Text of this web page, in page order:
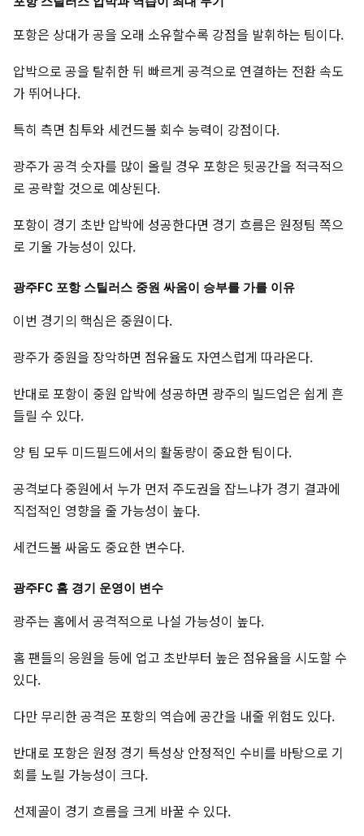
포항은 상대가 공을 오래 소유할수록 강점을 발휘하는 팀이다.
압박으로 공을 탈취한 뒤 빠르게 공격으로 연결하는 전환 속도
가 뛰어나다.
특히 측면 침투와 세컨드볼 회수 능력이 강점이다.
광주가 공격 숫자를 많이 올릴 경우 포항은 뒷공간을 적극적으
로 공략할 것으로 예상된다.
포항이 경기 초반 압박에 성공한다면 경기 흐름은 원정팀 쪽으
로 기울 가능성이 있다.
광주FC 포항 스틸러스 중원 싸움이 승부를 가를 이유
이번 경기의 핵심은 중원이다.
광주가 중원을 장악하면 점유율도 자연스럽게 따라온다.
반대로 포항이 중원 압박에 성공하면 광주의 빌드업은 쉽게 흔
들릴 수 있다.
양 팀 모두 미드필드에서의 활동량이 중요한 팀이다.
공격보다 중원에서 누가 먼저 주도권을 잡느냐가 경기 결과에
직접적인 영향을 줄 가능성이 높다.
세컨드볼 싸움도 중요한 변수다.
광주FC 홈 경기 운영이 변수
광주는 홈에서 공격적으로 나설 가능성이 높다.
홈 팬들의 응원을 등에 업고 초반부터 높은 점유율을 시도할 수
있다.
다만 무리한 공격은 포항의 역습에 공간을 내줄 위험도 있다.
반대로 포항은 원정 경기 특성상 안정적인 수비를 바탕으로 기
회를 노릴 가능성이 크다.
선제골이 경기 흐름을 크게 바꿀 수 있다.